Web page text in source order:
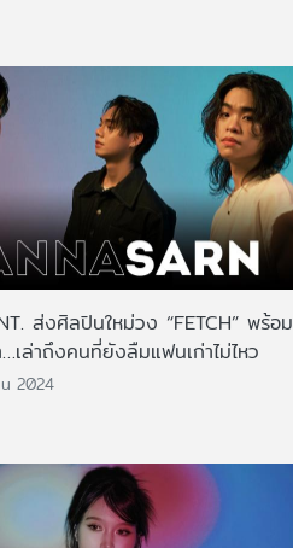
ส่งศิลปินใหม่วง “FETCH” พร้อม
…เล่าถึงคนที่ยังลืมแฟนเก่าไม่ไหว
2024